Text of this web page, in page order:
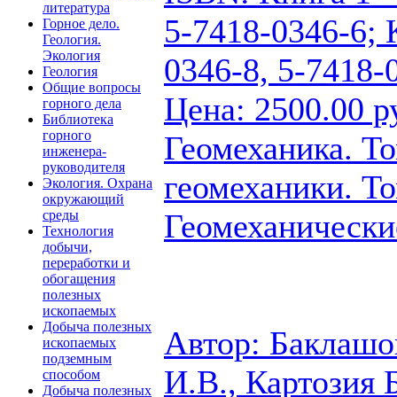
литература
Горное дело.
Геология.
Экология
Геология
Общие вопросы
горного дела
Библиотека
горного
инженера-
руководителя
Экология. Охрана
окружающий
среды
Технология
добычи,
переработки и
обогащения
полезных
ископаемых
Добыча полезных
ископаемых
подземным
способом
Добыча полезных
5-7418-0346-6;
0346-8, 5-7418-
Цена: 2500.00
Геомеханика.
геомеханики.
Автор:
И.В.,